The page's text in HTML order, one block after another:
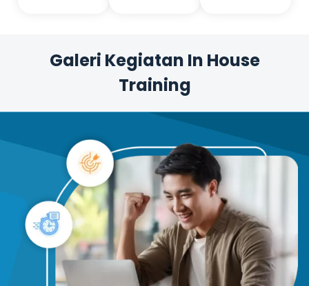
Galeri Kegiatan In House
Training